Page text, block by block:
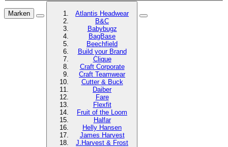
Marken
Atlantis Headwear
B&C
Babybugz
BagBase
Beechfield
Build your Brand
Clique
Craft Corporate
Craft Teamwear
Cutter & Buck
Daiber
Fare
Flexfit
Fruit of the Loom
Halfar
Helly Hansen
James Harvest
J.Harvest & Frost